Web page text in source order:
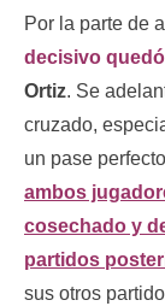
Por la parte de
decisivo
Ortiz. Se
cruzado,
un pase
ambos
cosechado y
partidos
sus otros